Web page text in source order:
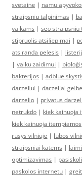
svetaine | namu
straipsniu talpinimas |
vaikams | seo straipsniu
stipruolis atsiliepimai |
atsiranda pelesis |
| vaiku zaidimui |
bakterijos | adblue
darzeliui | darzeliai
darzelio | privatus
netrukdo | kiek kainuoja
kiek kainuoja itempiamos
rusys vilniuje | lubos
straipsniai katems |
optimizavimas |
paskolos internetu |